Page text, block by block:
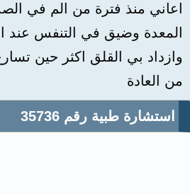
اعاني منذ فترة من الم في
المعدة وضيق في التنفس عند
وازداد بي القلق اكثر حين
من العادة
استشارة طبية رقم 35736